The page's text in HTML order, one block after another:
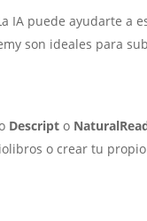
IA puede ayudarte a
son ideales para
Descript o
o crear tu